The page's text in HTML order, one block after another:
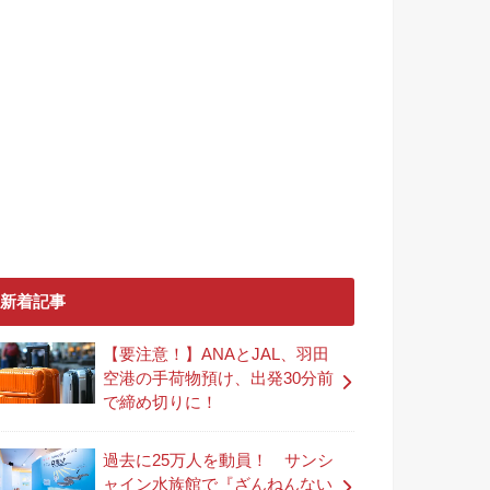
新着記事
【要注意！】ANAとJAL、羽田
空港の手荷物預け、出発30分前
で締め切りに！
過去に25万人を動員！ サンシ
ャイン水族館で『ざんねんない